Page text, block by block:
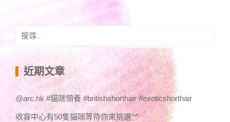
搜
鍵 近期文章
@arc.hk #貓咪領養 #britishshorthair #exoticshorthair
收容中心有50隻貓咪等待你來挑選^^